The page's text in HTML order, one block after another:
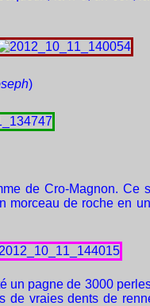
)
de Cro-Magnon. Ce
morceau de roche en
pagne de 3000
de vraies dents de